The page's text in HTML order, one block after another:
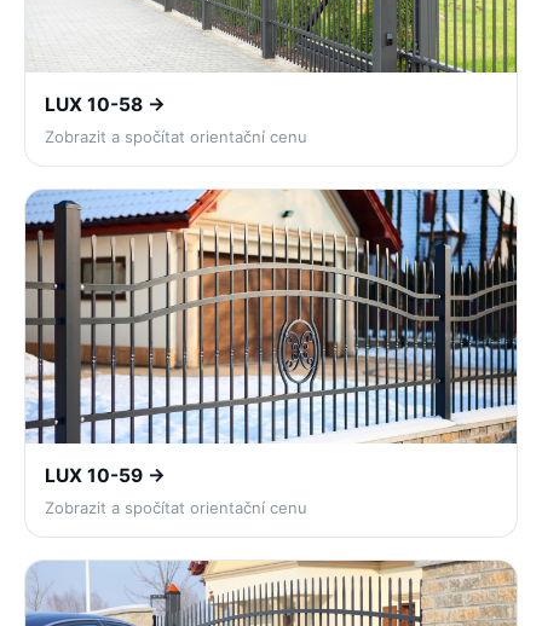
LUX 10-58 →
Zobrazit a spočítat orientační cenu
LUX 10-59 →
Zobrazit a spočítat orientační cenu